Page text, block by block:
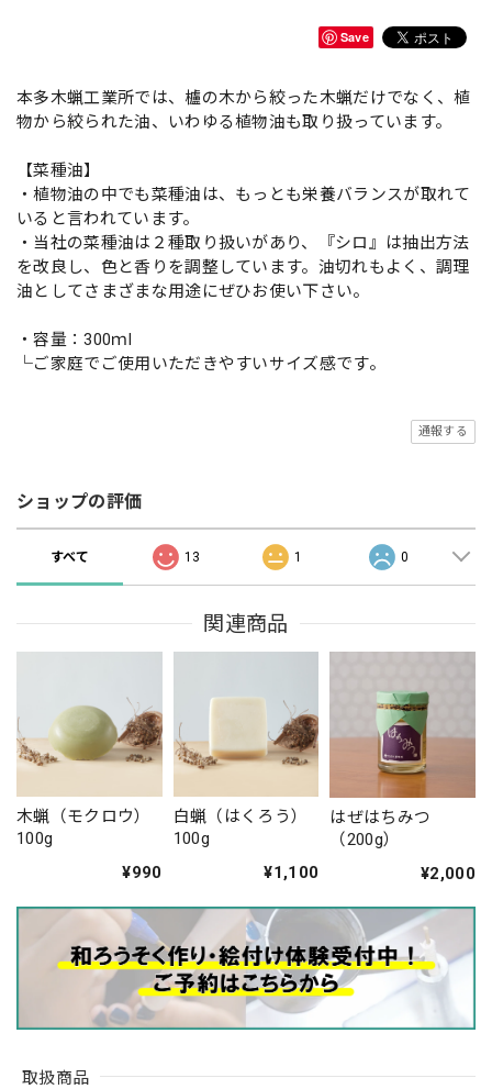
取扱商品
Save
本多木蝋工業所では、櫨の木から絞った木蝋だけでなく、植
物から絞られた油、いわゆる植物油も取り扱っています。
【菜種油】
・植物油の中でも菜種油は、もっとも栄養バランスが取れて
いると言われています。
・当社の菜種油は２種取り扱いがあり、『シロ』は抽出方法
を改良し、色と香りを調整しています。油切れもよく、調理
油としてさまざまな用途にぜひお使い下さい。
・容量：300ｍl
└ご家庭でご使用いただきやすいサイズ感です。
通報する
ショップの評価
すべて 13 1 0
関連商品
木蝋（モクロウ）
100g
¥990
白蝋（はくろう）
100g
¥1,100
はぜはちみつ
（200g）
¥2,000